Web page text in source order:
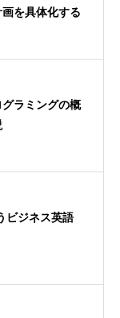
を具体化する
ラミングの概
ビジネス英語